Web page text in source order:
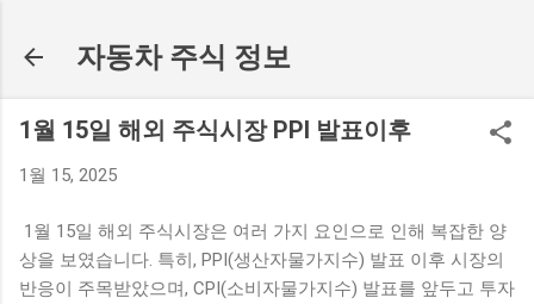
자동차 주식 정보
1월 15일 해외 주식시장 PPI 발표이후
1월 15, 2025
1월 15일 해외 주식시장은 여러 가지 요인으로 인해 복잡한 양
상을 보였습니다. 특히, PPI(생산자물가지수) 발표 이후 시장의
반응이 주목받았으며, CPI(소비자물가지수) 발표를 앞두고 투자